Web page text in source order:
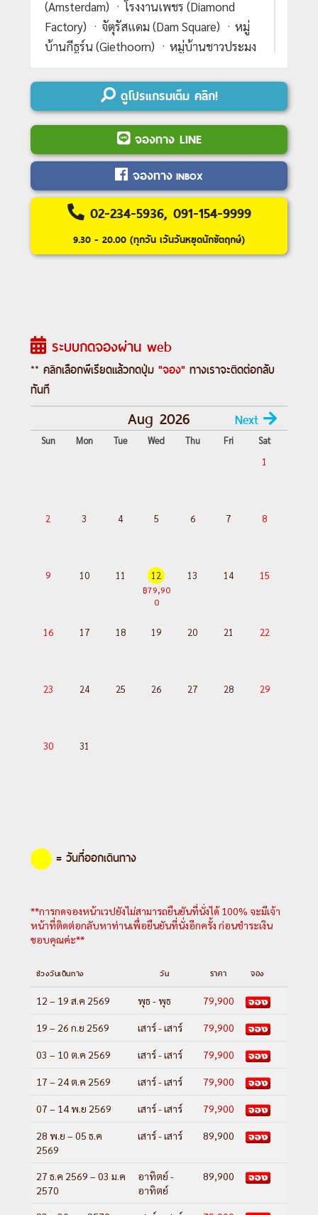
(Amsterdam) ㆍโรงงานเพชร (Diamond
Factory) ㆍจัตุรัสแดม (Dam Square) ㆍหมู่
บ้านกีธูร์น (Giethoorn) ㆍหมู่บ้านชาวประมง
Day 1 :กรุงเทพฯ(สุวรรณภูมิ)-โดฮา
Day 2 :โดฮา-ปารีส-ชมเมือง-ล่องเรือแม่น้ำ
แซนน์-ห้างลาฟาแยต
ปารีส-เข้าชมพระราชวังแวร์ซาย-แรง
ส์-ชมเมือง
Day 4 :
แรงส์-ลักเซมเบิร์ก-ชมเมือง-บรัสส
แมนาคินพิส
คันส์-ชมกรุงอัมสเตอร์ดัม-ล่องเรือหลังคา
กระจก-โรงงานเพชร-จัตุรัสแดม
Day 7 :
ชมเมือง-หมู่บ้านชาวประมงโวลันดัม-สนาม
บินอัมสเตอร์ดัม-โดฮา
Day 8 :โดฮา-สนามบินสุวรรณภูมิ
ดูโปรแกรมเต็ม คลิก!
จองทาง LINE
จองทาง INBOX
02-234-5936, 091-154-9999
9.30 - 20.00 (ทุกวัน เว้นวันหยุดนักขัตฤกษ์)
ระบบกดจองผ่าน web
** คลิกเลือกพีเรียดแล้วกดปุ่ม "จอง" ทางเราจะติดต่อกลับ
ทันที
Aug 2026 Next
Sun Mon Tue Wed Thu Fri
Sat
1
2 3 4 5 6 7 8
9 10 11
12
฿79,90
0
13 14 15
16 17 18 19 20 21 22
23 24 25 26 27 28 29
30 31
= วันที่ออกเดินทาง
**การกดจองหน้าเวปยังไม่สามารถยืนยันที่นั่งได้ 100% จะมีเจ้า
หน้าที่ติดต่อกลับหาท่านเพื่อยืนยันที่นั่งอีกครั้ง ก่อนชำระเงิน
ขอบคุณค่ะ**
ช่วงวันเดินทาง วัน ราคา จอง
12 – 19 ส.ค 2569 พุธ - พุธ 79,900
19 – 26 ก.ย 2569 เสาร์ - เสาร์ 79,900
03 – 10 ต.ค 2569 เสาร์ - เสาร์ 79,900
17 – 24 ต.ค 2569 เสาร์ - เสาร์ 79,900
07 – 14 พ.ย 2569 เสาร์ - เสาร์ 79,900
28 พ.ย – 05 ธ.ค
2569
เสาร์ - เสาร์ 89,900
27 ธ.ค 2569 – 03 ม.ค
2570
อาทิตย์ -
อาทิตย์
89,900